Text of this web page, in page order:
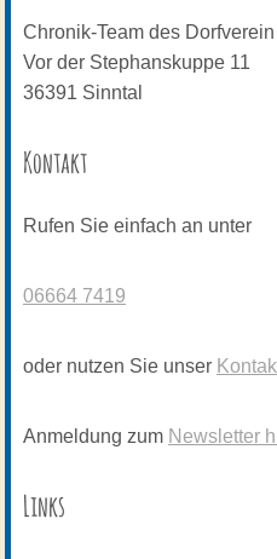
Chronik-Team des
Vor der Stephanskuppe 11
36391 Sinntal
Kontakt
Rufen Sie einfach an unter
06664 7419
oder nutzen Sie unser
Anmeldung zum Newsletter
Links